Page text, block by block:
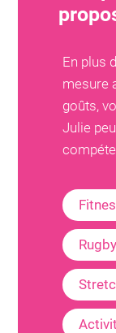
En plus
mesure
goûts,
Julie
Rugby